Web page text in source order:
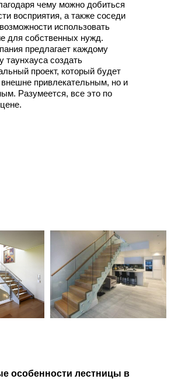
чему можно добиться
восприятия, а также соседи
использовать
для собственных нужд.
предлагает каждому
таунхауса создать
проект, который будет
внешне привлекательным, но и
Разумеется, все это по
особенности лестницы в